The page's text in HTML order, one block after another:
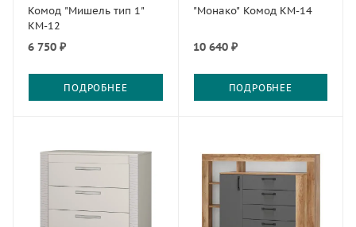
Комод "Мишель тип 1"
КМ-12
6 750 ₽
ПОДРОБНЕЕ
"Монако" Комод КМ-14
10 640 ₽
ПОДРОБНЕЕ